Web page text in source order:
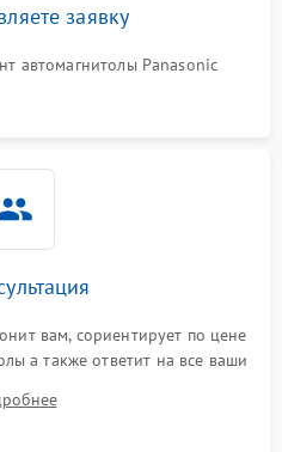
заявку
автомагнитолы Panasonic
вам, сориентирует по цене
а также ответит на все ваши